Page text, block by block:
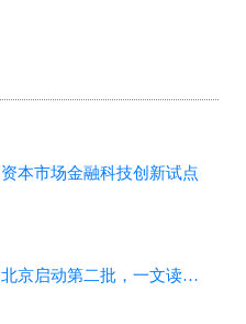
资本市场金融科技创新试点
北京启动第二批，一文读懂